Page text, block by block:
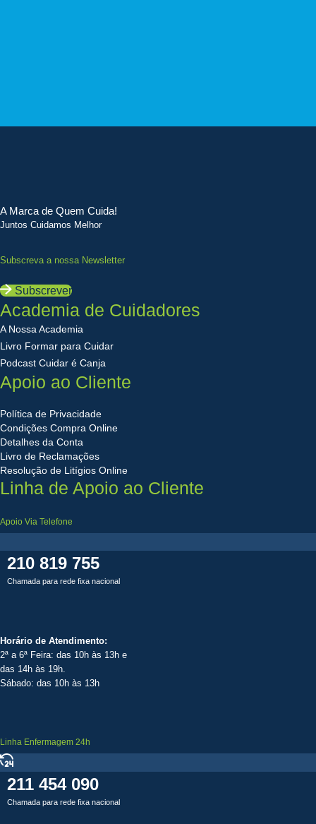
A Marca de Quem Cuida!
Juntos Cuidamos Melhor
Subscreva a nossa Newsletter
Subscrever
Academia de Cuidadores
A Nossa Academia
Livro Formar para Cuidar
Podcast Cuidar é Canja
Apoio ao Cliente
Política de Privacidade
Condições Compra Online
Detalhes da Conta
Livro de Reclamações
Resolução de Litígios Online
Linha de Apoio ao Cliente
Apoio Via Telefone
210 819 755
Chamada para rede fixa nacional
Horário de Atendimento:
2ª a 6ª Feira: das 10h às 13h e
das 14h às 19h.
Sábado: das 10h às 13h
Linha Enfermagem 24h
211 454 090
Chamada para rede fixa nacional